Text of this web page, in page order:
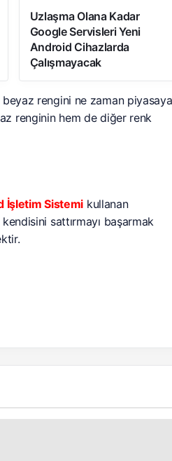
Uzlaşma Olana Kadar
Google Servisleri Yeni
Android Cihazlarda
Çalışmayacak
rengini ne zaman piyasaya
renginin hem de diğer renk
İşletim Sistemi kullanan
sattırmayı başarmak